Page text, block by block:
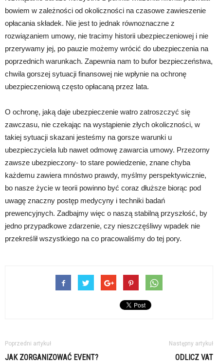
bowiem w zależności od okoliczności na czasowe zawieszenie
opłacania składek. Nie jest to jednak równoznaczne z
rozwiązaniem umowy, nie tracimy historii ubezpieczeniowej i nie
przerywamy jej, po pauzie możemy wrócić do ubezpieczenia na
poprzednich warunkach. Zapewnia nam to bufor bezpieczeństwa,
chwila gorszej sytuacji finansowej nie wpłynie na ochronę
ubezpieczeniową często opłacaną przez lata.
O ochronę, jaką daje ubezpieczenie watro zatroszczyć się
zawczasu, nie czekając na wystąpienie złych okoliczności, w
takiej sytuacji skazani jesteśmy na gorsze warunki u
ubezpieczyciela lub nawet odmowę zawarcia umowy. Przezorny
zawsze ubezpieczony- to stare powiedzenie, znane chyba
każdemu zawiera mnóstwo prawdy, myślmy perspektywicznie,
bo nasze życie w teorii powinno być coraz dłuższe biorąc pod
uwagę znaczny postęp medycyny i techniki badań
prewencyjnych. Zadbajmy więc o naszą stabilną przyszłość, by
jedno przypadkowe zdarzenie, czy nieszczęśliwy wpadek nie
przekreślił wszystkiego na co pracowaliśmy do tej pory.
Poprzedni artykuł
JAK ZORGANIZOWAĆ EVENT?
Następny artykuł
ODLICZ VAT